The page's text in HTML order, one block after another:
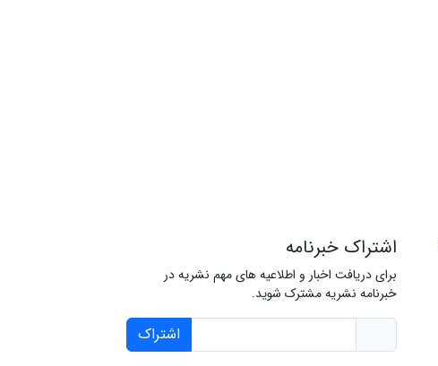
اشتراک خبرنامه
برای دریافت اخبار و اطلاعیه های مهم نشریه در
خبرنامه نشریه مشترک شوید.
اشتراک